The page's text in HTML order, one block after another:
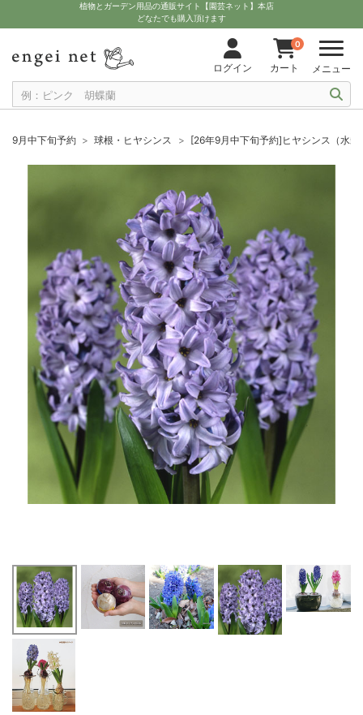
植物とガーデン用品の通販サイト【園芸ネット】本店
どなたでも購入頂けます
ログイン
0
カート メニュー
9月中下旬予約 球根・ヒヤシンス [26年9月中下旬予約]ヒヤシンス（水